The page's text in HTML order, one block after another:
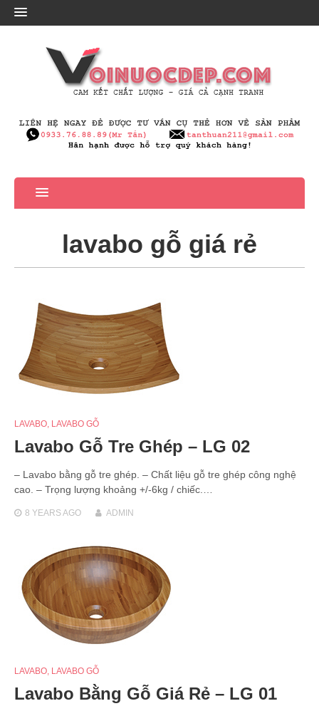
lavabo gỗ giá rẻ
LAVABO, LAVABO GỖ
Lavabo Gỗ Tre Ghép – LG 02
– Lavabo bằng gỗ tre ghép. – Chất liệu gỗ tre ghép công nghệ
cao. – Trọng lượng khoảng +/-6kg / chiếc.…
8 YEARSAGO ADMIN
LAVABO, LAVABO GỖ
Lavabo Bằng Gỗ Giá Rẻ – LG 01